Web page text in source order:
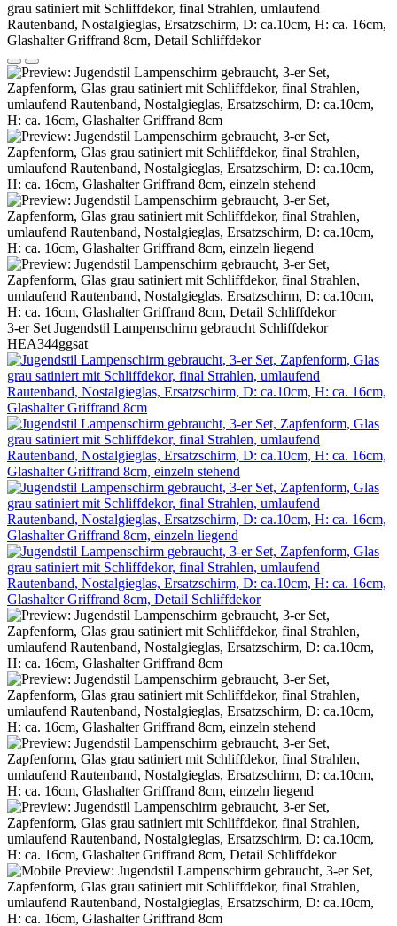
3-er Set Jugendstil Lampenschirm gebraucht Schliffdekor
HEA344ggsat